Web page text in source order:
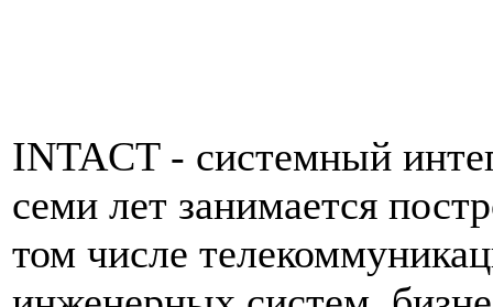
INTACT - системный
семи лет занимается
том числе